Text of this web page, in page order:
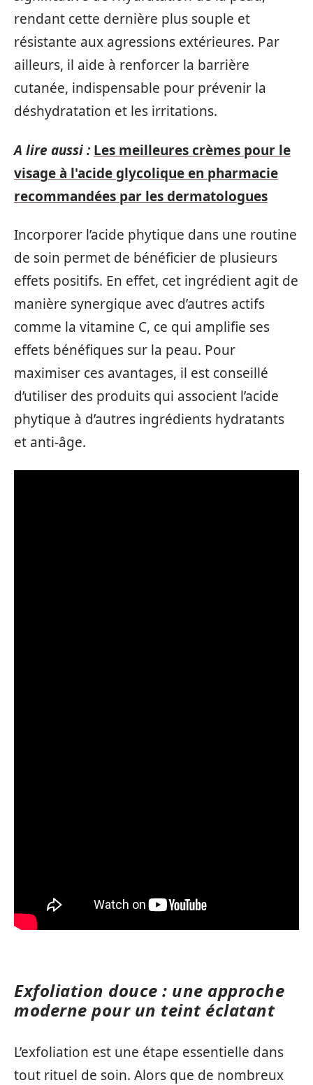
rendant cette dernière plus souple et
résistante aux agressions extérieures. Par
ailleurs, il aide à renforcer la barrière
cutanée, indispensable pour prévenir la
déshydratation et les irritations.
A lire aussi : Les meilleures crèmes pour le
visage à l'acide glycolique en pharmacie
recommandées par les dermatologues
Incorporer l’acide phytique dans une routine
de soin permet de bénéficier de plusieurs
effets positifs. En effet, cet ingrédient agit de
manière synergique avec d’autres actifs
comme la vitamine C, ce qui amplifie ses
effets bénéfiques sur la peau. Pour
maximiser ces avantages, il est conseillé
d’utiliser des produits qui associent l’acide
phytique à d’autres ingrédients hydratants
et anti-âge.
Exfoliation douce : une approche
moderne pour un teint éclatant
L’exfoliation est une étape essentielle dans
tout rituel de soin. Alors que de nombreux